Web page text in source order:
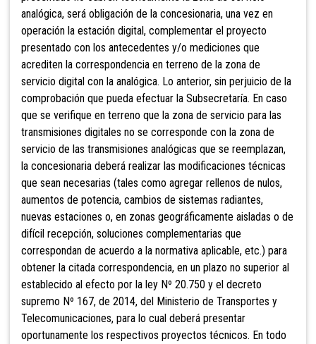
analógica, será obligación de la concesionaria, una vez en
operación la estación digital, complementar el proyecto
presentado con los antecedentes y/o mediciones que
acrediten la correspondencia en terreno de la zona de
servicio digital con la analógica. Lo anterior, sin perjuicio de la
comprobación que pueda efectuar la Subsecretaría. En caso
que se verifique en terreno que la zona de servicio para las
transmisiones digitales no se corresponde con la zona de
servicio de las transmisiones analógicas que se reemplazan,
la concesionaria deberá realizar las modificaciones técnicas
que sean necesarias (tales como agregar rellenos de nulos,
aumentos de potencia, cambios de sistemas radiantes,
nuevas estaciones o, en zonas geográficamente aisladas o de
difícil recepción, soluciones complementarias que
correspondan de acuerdo a la normativa aplicable, etc.) para
obtener la citada correspondencia, en un plazo no superior al
establecido al efecto por la ley Nº 20.750 y el decreto
supremo Nº 167, de 2014, del Ministerio de Transportes y
Telecomunicaciones, para lo cual deberá presentar
oportunamente los respectivos proyectos técnicos. En todo